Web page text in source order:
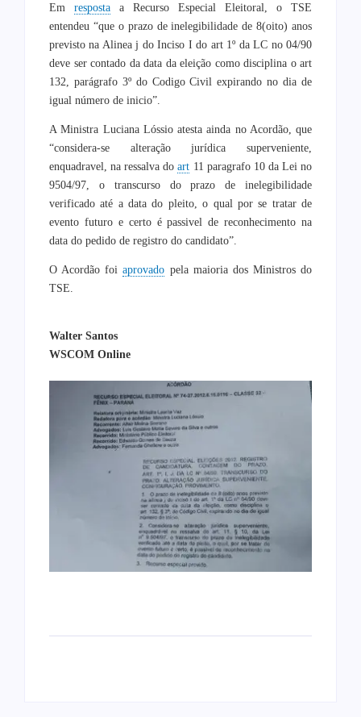
Em resposta a Recurso Especial Eleitoral, o TSE
entendeu “que o prazo de inelegibilidade de 8(oito) anos
previsto na Alinea j do Inciso I do art 1º da LC no 04/90
deve ser contado da data da eleição como disciplina o art
132, parágrafo 3º do Codigo Civil expirando no dia de
igual número de inicio”.
A Ministra Luciana Lóssio atesta ainda no Acordão, que
“considera-se alteração jurídica superveniente,
enquadravel, na ressalva doart 11 paragrafo 10 da Lei no
9504/97, o transcurso do prazo de inelegibilidade
verificado até a data do pleito, o qual por se tratar de
evento futuro e certo é passivel de reconhecimento na
data do pedido de registro do candidato”.
O Acordão foiaprovado pela maioria dos Ministros do
TSE.
Walter Santos
WSCOM Online